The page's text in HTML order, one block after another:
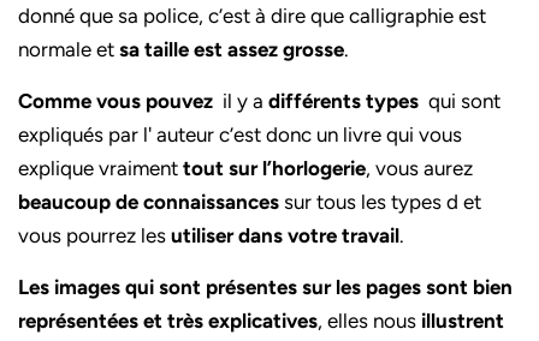
donné que sa police, c’est à dire que calligraphie est
normale et sa taille est assez grosse.
Comme vous pouvez il y a différents types qui sont
expliqués par l' auteur c’est donc un livre qui vous
explique vraiment tout sur l’horlogerie, vous aurez
beaucoup de connaissances sur tous les types d et
vous pourrez les utiliser dans votre travail.
Les images qui sont présentes sur les pages sont bien
représentées et très explicatives, elles nous illustrent